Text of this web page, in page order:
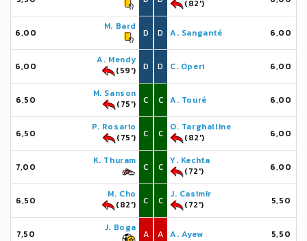
6,00
M. Bard
D
6,00
A. Mendy
(59')
D
6,50
M. Sanson
(75')
C
6,50
P. Rosario
(75')
C
7,00
K. Thuram
C
6,50
M. Cho
(82')
C
7,50
J. Boga
A
(82')
D A. Sanganté 6,00
D C. Operi 6,00
C A. Touré 6,00
C
O. Targhalline
(82')
6,00
C
Y. Kechta
(72')
6,00
C
J. Casimir
(72')
5,50
A A. Ayew 5,50